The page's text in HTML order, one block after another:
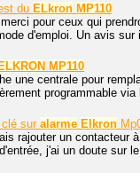
du ELkron MP110
pour ceux qui
d'emploi. Un avis sur
MP110
une centrale pour
programmable via
clé suralarme Elkron
rajouter un contacteur
j'ai un doute sur